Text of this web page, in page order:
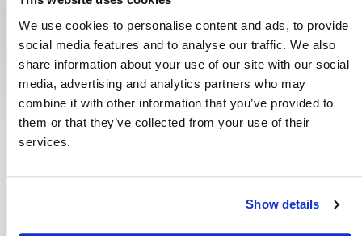
We use cookies to personalise content and ads, to provide
social media features and to analyse our traffic. We also
share information about your use of our site with our social
media, advertising and analytics partners who may
combine it with other information that you’ve provided to
them or that they’ve collected from your use of their
services.
Show details
sportabonnementen of activiteiten terugkrijgen.